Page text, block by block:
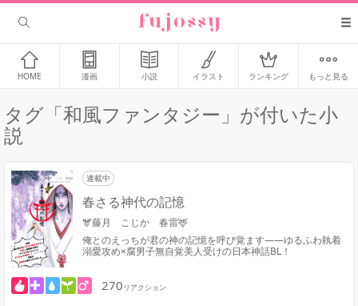
HOME 漫画 小説 イラスト ランキング もっと見る
タグ「和風ファンタジー」が付いた小
説
連載中
春さる神代の記憶
🫎藤月 こじか 春雷🦌
俺とのえっちが君の神の記憶を呼び覚ます――ゆるふわ執着
溺愛攻め×腐男子無自覚美人受けの日本神話BL！
270 リアクション